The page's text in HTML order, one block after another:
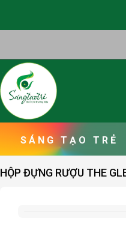
HỘP ĐỰNG RƯỢU THE